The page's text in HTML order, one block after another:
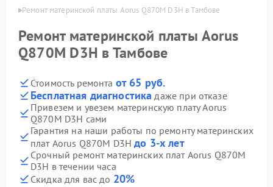
Ремонт материнской платы Aorus Q870M D3H в Тамбове
Ремонт материнской платы Aorus
Q870M D3H в Тамбове
Стоимость ремонта от 65 руб.
Бесплатная диагностика даже при отказе
Привезем и увезем материнскую плату Aorus
Q870M D3H сами
Гарантия на наши работы по ремонту материнских
плат Aorus Q870M D3Hдо 3-х лет
Срочный ремонт материнских плат Aorus Q870M
D3H в течении часа
Скидка для вас до 20%